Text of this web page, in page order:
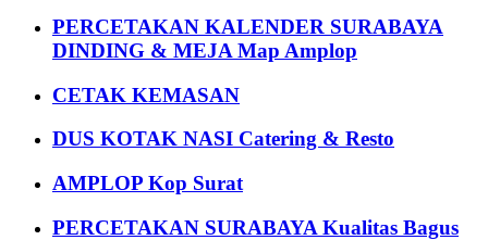
PERCETAKAN KALENDER SURABAYA
DINDING & MEJA Map Amplop
CETAK KEMASAN
DUS KOTAK NASI Catering & Resto
AMPLOP Kop Surat
PERCETAKAN SURABAYA Kualitas Bagus